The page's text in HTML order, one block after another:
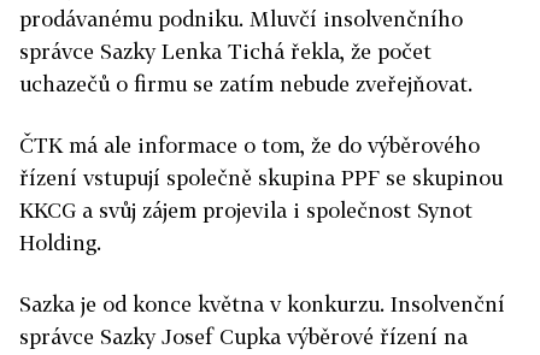
prodávanému podniku. Mluvčí insolvenčního
správce Sazky Lenka Tichá řekla, že počet
uchazečů o firmu se zatím nebude zveřejňovat.
ČTK má ale informace o tom, že do výběrového
řízení vstupují společně skupina PPF se skupinou
KKCG a svůj zájem projevila i společnost Synot
Holding.
Sazka je od konce května v konkurzu. Insolvenční
správce Sazky Josef Cupka výběrové řízení na